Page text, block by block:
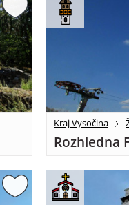
Kraj Vysočina
Rozhledna